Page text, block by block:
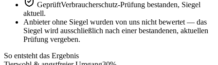
GeprüftVerbraucherschutz-Prüfung bestanden, Siegel
aktuell.
Anbieter ohne Siegel wurden von uns nicht bewertet — das
Siegel wird ausschließlich nach einer bestandenen, aktuellen
Prüfung vergeben.
So entsteht das Ergebnis